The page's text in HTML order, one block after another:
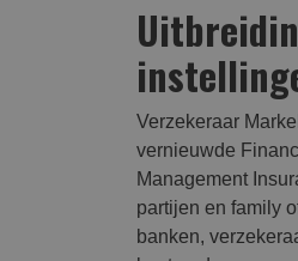
Verzekeraar
vernieuwde
Management
partijen en family
banken,